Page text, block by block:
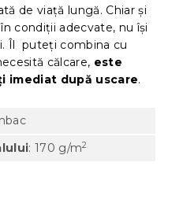
de viață lungă. Chiar și
condiții adecvate, nu își
Îl puteți combina cu
călcare, este
imediat după uscare.
: 170 g/m2